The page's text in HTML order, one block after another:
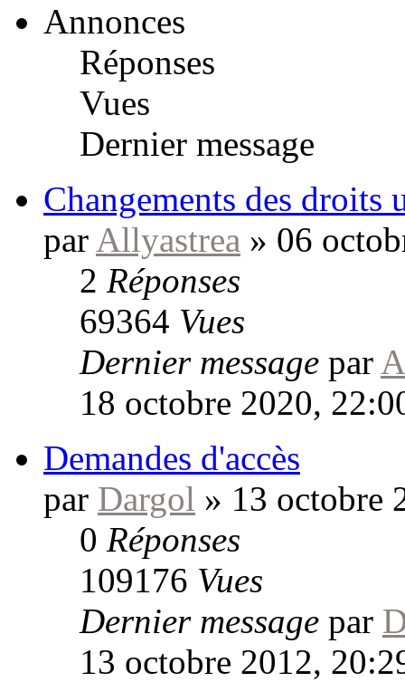
Annonces
Réponses
Vues
Dernier message
Changements des droits
par Allyastrea » 06
2 Réponses
69364 Vues
Dernier message par
18 octobre 2020,
Demandes d'accès
par Dargol » 13 octobre
0 Réponses
109176 Vues
Dernier message par
13 octobre 2012,